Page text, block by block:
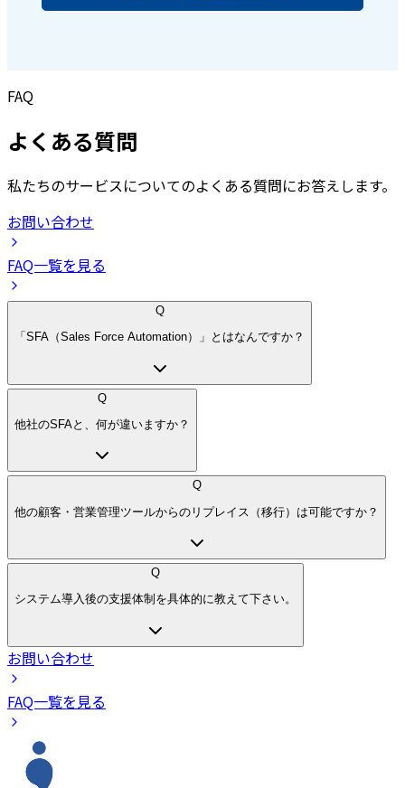
FAQ
よくある質問
私たちのサービスについてのよくある質問にお答えします。
お問い合わせ
FAQ一覧を見る
Q
「SFA（Sales Force Automation）」とはなんですか？
Q
他社のSFAと、何が違いますか？
Q
他の顧客・営業管理ツールからのリプレイス（移行）は可能ですか？
Q
システム導入後の支援体制を具体的に教えて下さい。
お問い合わせ
FAQ一覧を見る